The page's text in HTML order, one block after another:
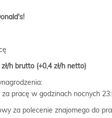
!
h brutto (+0,4 zł/h netto)
pracę w godzinach nocnych
za polecenie znajomego do